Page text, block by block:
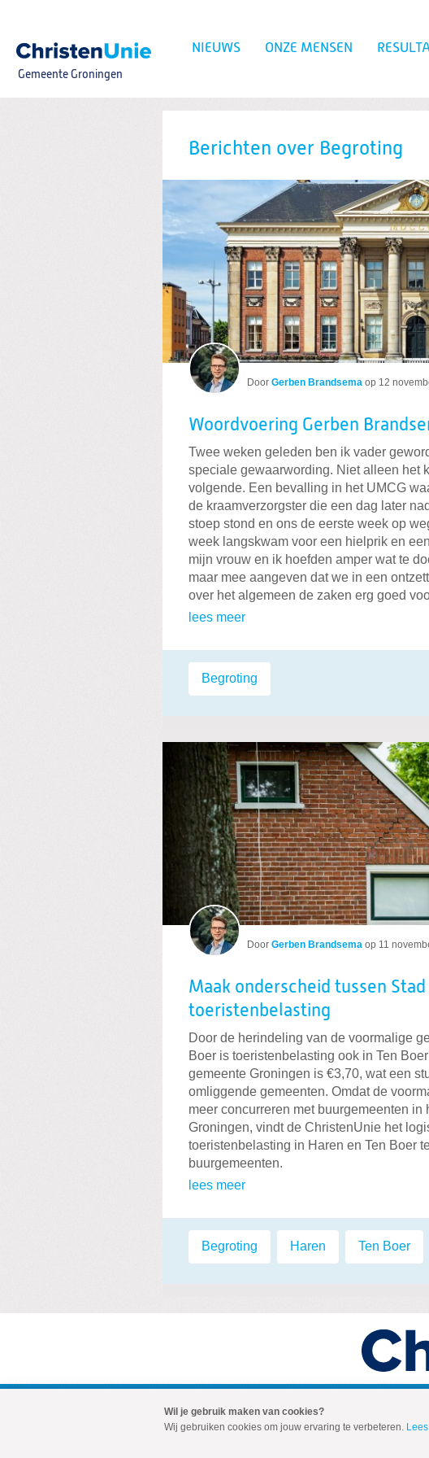
Spring
naar
inhoud
Gemeente Groningen
NIEUWS ONZE MENSEN
Berichten over Begroting
Door Gerben Brandsema op 12
Woordvoering Gerben
Twee weken geleden ben ik vader
speciale gewaarwording. Niet alleen het
volgende. Een bevalling in het UMCG
de kraamverzorgster die een dag later
stoep stond en ons de eerste week op
week langskwam voor een hielprik en
mijn vrouw en ik hoefden amper wat te
maar mee aangeven dat we in een
over het algemeen de zaken erg goed
lees meer
Labels:
Begroting
Door Gerben Brandsema op 11
Maak onderscheid tussen
toeristenbelasting
Door de herindeling van de voormalige
Boer is toeristenbelasting ook in Ten
gemeente Groningen is €3,70, wat een
omliggende gemeenten. Omdat de
meer concurreren met buurgemeenten
Groningen, vindt de ChristenUnie het
toeristenbelasting in Haren en Ten Boer
buurgemeenten.
lees meer
Labels:
Begroting Haren Ten Boer
Visit
our
Wil je gebruik maken van cookies?
Wij gebruiken cookies om jouw ervaring te verbeteren.